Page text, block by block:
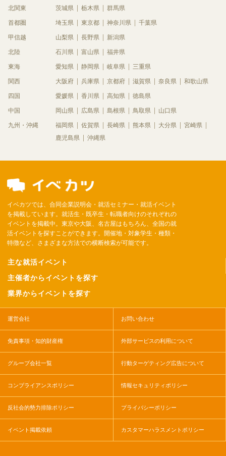
北関東
茨城県 栃木県 群馬県
首都圏 埼玉県 東京都 神奈川県 千葉県
甲信越 山梨県 長野県 新潟県
北陸 石川県 富山県 福井県
東海 愛知県 静岡県 岐阜県 三重県
関西 大阪府 兵庫県 京都府 滋賀県 奈良県 和歌山県
四国 愛媛県 香川県 高知県 徳島県
中国 岡山県 広島県 島根県 鳥取県 山口県
九州・沖縄 福岡県 佐賀県 長崎県 熊本県 大分県
宮崎県
鹿児島県
沖縄県
イベカツでは、合同企業説明会・就活セミナー・就活イベント
を掲載しています。就活生・既卒生・転職者向けのそれぞれの
イベントを掲載中。東京や大阪、名古屋はもちろん、全国の就
活イベントを探すことができます。開催地・対象学生・種類・
特徴など、さまざまな方法での横断検索が可能です。
主な就活イベント
主催者からイベントを探す
業界からイベントを探す
運営会社 お問い合わせ
免責事項・知的財産権 外部サービスの利用について
グループ会社一覧 行動ターゲティング広告について
コンプライアンスポリシー 情報セキュリティポリシー
反社会的勢力排除ポリシー プライバシーポリシー
イベント掲載依頼 カスタマーハラスメントポリシー